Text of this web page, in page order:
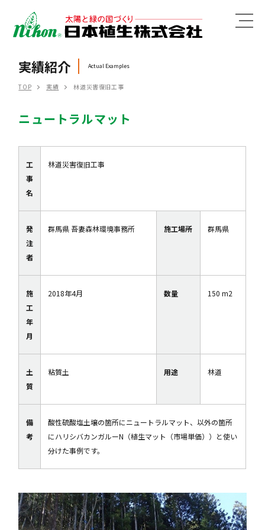
MENU
実績紹介 Actual Examples
TOP 実績 林道災害復旧工事
ニュートラルマット
工
事
名
林道災害復旧工事
発
注
者
群馬県 吾妻森林環境事務所 施工場所 群馬県
施
工
年
月
2018年4月 数量 150 m2
土
質
粘質土 用途 林道
備
考
酸性硫酸塩土壌の箇所にニュートラルマット、以外の箇所
にハリシバカンガルーN（植生マット（市場単価））と使い
分けた事例です。